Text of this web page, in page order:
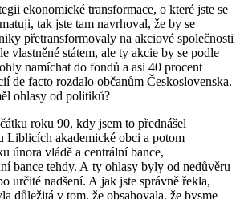
ekonomické transformace, o které jste se
tak jste tam navrhoval, že by se
přetransformovaly na akciové společnosti
vlastněné státem, ale ty akcie by se podle
namíchat do fondů a asi 40 procent
de facto rozdalo občanům Československa.
ohlasy od politiků?
roku 90, kdy jsem to přednášel
Liblicích akademické obci a potom
února vládě a centrální bance,
bance tehdy. A ty ohlasy byly od nedůvěru
určité nadšení. A jak jste správně řekla,
důležitá v tom, že obsahovala, že bysme